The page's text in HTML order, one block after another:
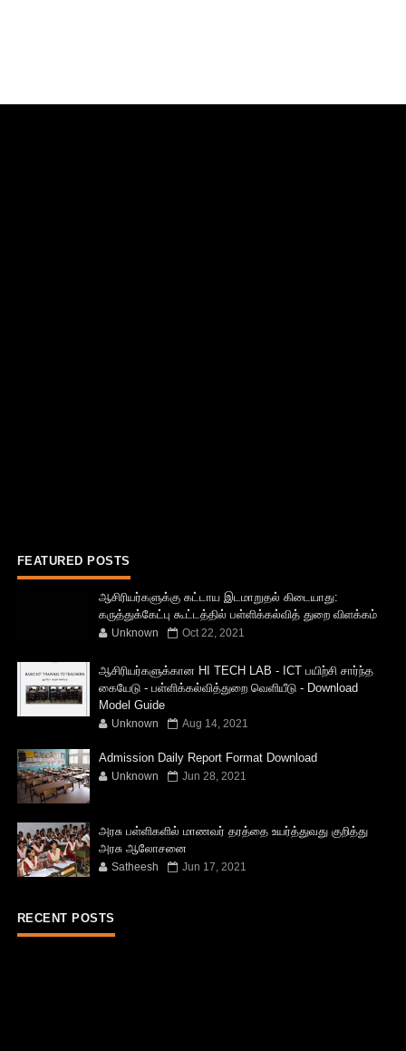
FEATURED POSTS
ஆசிரியர்களுக்கு கட்டாய இடமாறுதல் கிடையாது:
கருத்துக்கேட்பு கூட்டத்தில் பள்ளிக்கல்வித் துறை விளக்கம்
Unknown Oct 22, 2021
ஆசிரியர்களுக்கான HI TECH LAB - ICT பயிற்சி சார்ந்த
கையேடு - பள்ளிக்கல்வித்துறை வெளியீடு - Download
Model Guide
Unknown Aug 14, 2021
Admission Daily Report Format Download
Unknown Jun 28, 2021
அரசு பள்ளிகளில் மாணவர் தரத்தை உயர்த்துவது குறித்து
அரசு ஆலோசனை
Satheesh Jun 17, 2021
RECENT POSTS